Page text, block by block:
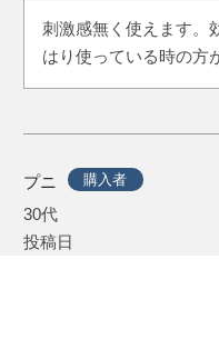
刺激感無く使えます。
はり使っている時の方
プニ 購入者
30代
投稿日